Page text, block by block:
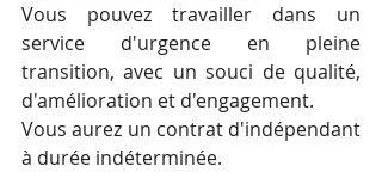
Vous pouvez travailler dans un
service d'urgence en pleine
transition, avec un souci de qualité,
d'amélioration et d'engagement.
Vous aurez un contrat d'indépendant
à durée indéterminée.